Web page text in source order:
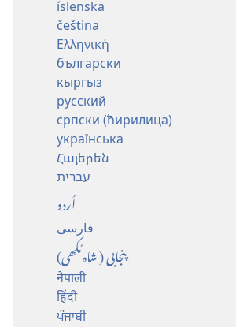
íslenska
čeština
Ελληνική
български
кыргыз
русский
српски (ћирилица)
українська
Հայերեն
עברית
اُردو
فارسی
پنجابی (شاہ مُکھی)
नेपाली
हिंदी
ਪੰਜਾਬੀ